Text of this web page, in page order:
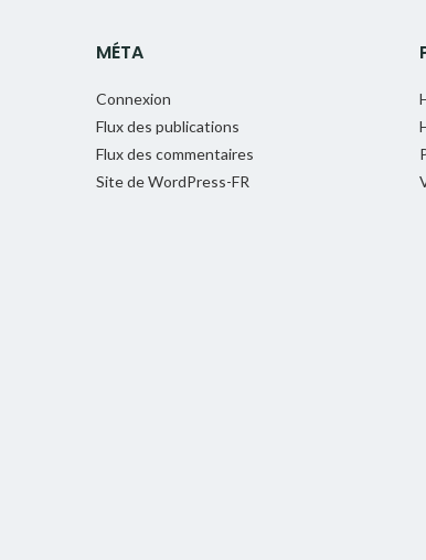
MÉTA
Connexion
Flux des publications
Flux des commentaires
Site de WordPress-FR